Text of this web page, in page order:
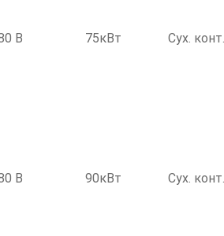
В 75кВт Сух.
В 90кВт Сух.